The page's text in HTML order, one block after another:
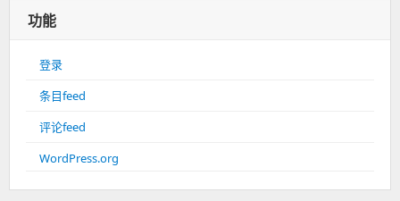
功能
登录
条目feed
评论feed
WordPress.org